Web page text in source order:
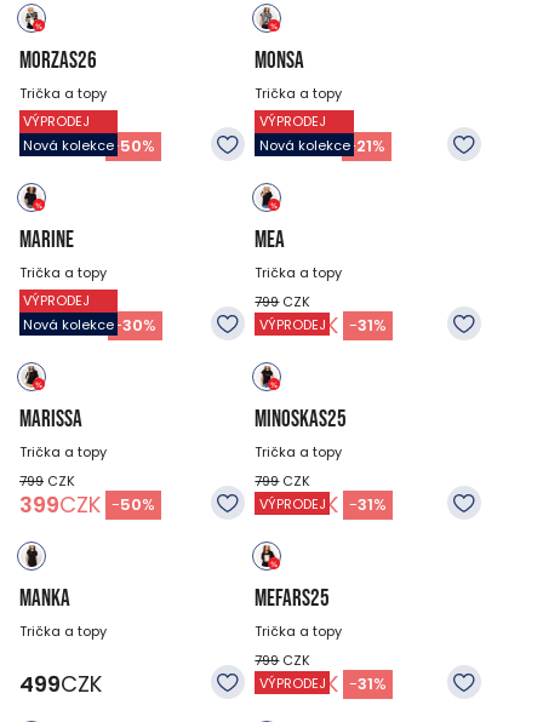
MORZAS26
Trička a topy
799CZK
399CZK -50%
MONSA
Trička a topy
799CZK
629CZK -21%
VÝPRODEJ
Nová kolekce
MARINE
Trička a topy
699CZK
489CZK -30%
VÝPRODEJ
Nová kolekce
MEA
Trička a topy
799CZK
549CZK -31%
VÝPRODEJ
Nová kolekce
MARISSA
Trička a topy
799 CZK
399CZK -50%
VÝPRODEJ
MINOSKAS25
Trička a topy
799CZK
549CZK -31%
MANKA
Trička a topy
499CZK
VÝPRODEJ
MEFARS25
Trička a topy
799CZK
549CZK -31%
VÝPRODEJ